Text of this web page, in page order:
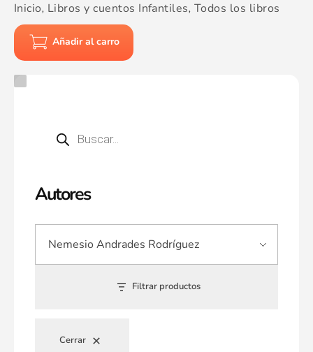
Autores
Filtrar productos
Cerrar
Inicio, Libros y cuentos Infantiles, Todos los libros
Añadir al carro